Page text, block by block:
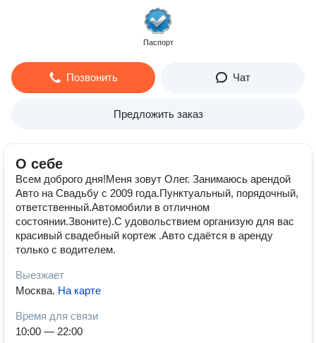
Паспорт
Позвонить Чат
Предложить заказ
О себе
Всем доброго дня!Меня зовут Олег. Занимаюсь арендой
Авто на Свадьбу с 2009 года.Пунктуальный, порядочный,
ответственный.Автомобили в отличном
состоянии.Звоните).С удовольствием организую для вас
красивый свадебный кортеж .Авто сдаётся в аренду
только с водителем.
Выезжает
Москва. На карте
Время для связи
10:00 — 22:00